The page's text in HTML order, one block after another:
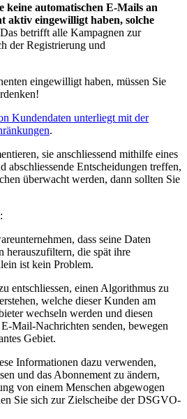
keine automatischen E-Mails an
aktiv eingewilligt haben, solche
betrifft alle Kampagnen zur
der Registrierung und
eingewilligt haben, müssen Sie
Kundendaten unterliegt mit der
.
sie anschliessend mithilfe eines
abschliessende Entscheidungen treffen,
überwacht werden, dann sollten Sie
dass seine Daten
herauszufiltern, die spät ihre
ist kein Problem.
entschliessen, einen Algorithmus zu
welche dieser Kunden am
wechseln werden und diesen
Mail-Nachrichten senden, bewegen
Gebiet.
Informationen dazu verwenden,
und das Abonnement zu ändern,
von einem Menschen abgewogen
Sie sich zur Zielscheibe der DSGVO-